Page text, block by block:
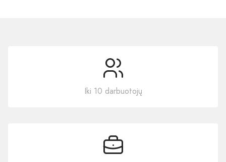
Iki 10 darbuotojų